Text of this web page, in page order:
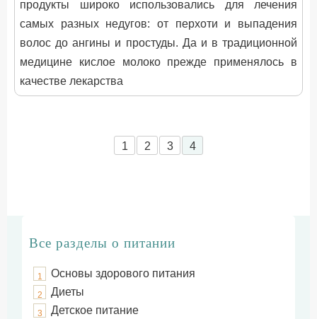
продукты широко использовались для лечения
самых разных недугов: от перхоти и выпадения
волос до ангины и простуды. Да и в традиционной
медицине кислое молоко прежде применялось в
качестве лекарства
1 2 3 4
Все разделы о питании
1 Основы здорового питания
2 Диеты
3 Детское питание